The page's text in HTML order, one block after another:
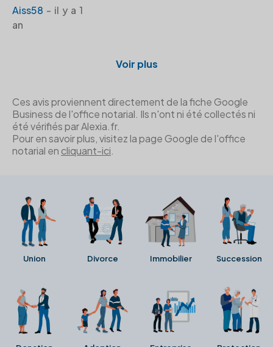
Aiss58 - il y a 1
an
Voir plus
Ces avis proviennent directement de la fiche Google
Business de l'office notarial. Ils n'ont ni été collectés ni
été vérifiés par Alexia.fr.
Pour en savoir plus, visitez la page Google de l'office
notarial en cliquant-ici.
Union Divorce Immobilier Succession